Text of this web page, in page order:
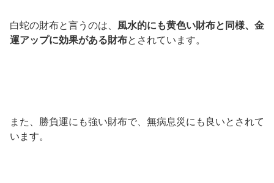
白蛇の財布と言うのは、 風水的にも黄色い財布と同様、金
運アップに効果がある財布とされています。
また、勝負運にも強い財布で、無病息災にも良いとされて
います。